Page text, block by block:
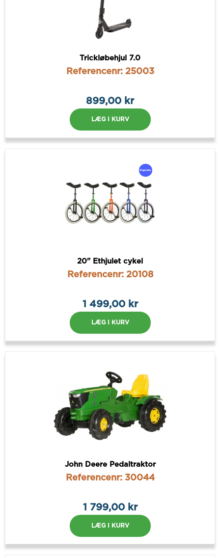
Trickløbehjul 7.0
Referencenr: 25003
899,00 kr
LÆG I KURV
20" Ethjulet cykel
Referencenr: 20108
1 499,00 kr
LÆG I KURV
John Deere Pedaltraktor
Referencenr: 30044
1 799,00 kr
LÆG I KURV